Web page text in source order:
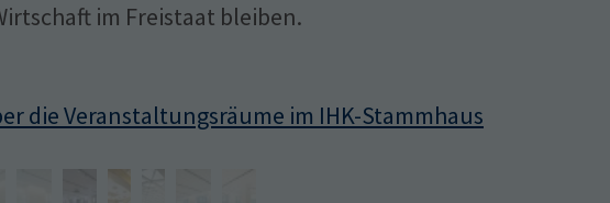
im Freistaat bleiben.
die Veranstaltungsräume im IHK-Stammhaus